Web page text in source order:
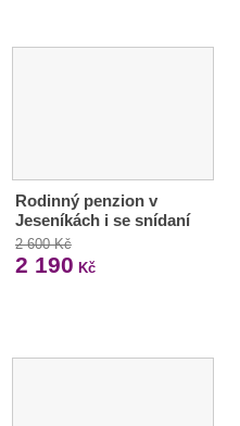
Rodinný penzion v
Jeseníkách i se snídaní
2 600 Kč
2 190 Kč